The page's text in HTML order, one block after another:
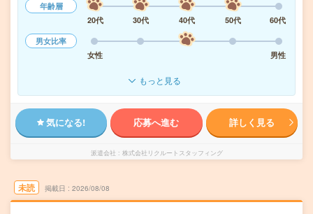
年齢層
20代
30代 40代 50代
60代
男女比率
女性
男性
もっと見る
気になる! 応募へ進む 詳しく見る
派遣会社 株式会社リクルートスタッフィング
未読 掲載日 2026/08/08